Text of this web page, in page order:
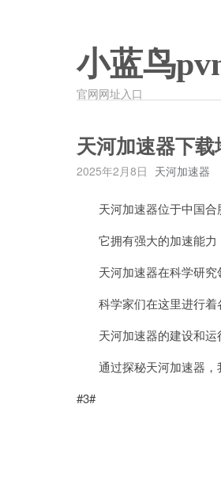
小蓝鸟
官网网址入口
天河加速器下载
2025年2月8日 天河加速器
天河加速器位于中国合
它拥有强大的加速能力
天河加速器在科学研究
科学家们在这里进行着
天河加速器的建设和运
通过探秘天河加速器，
#3#